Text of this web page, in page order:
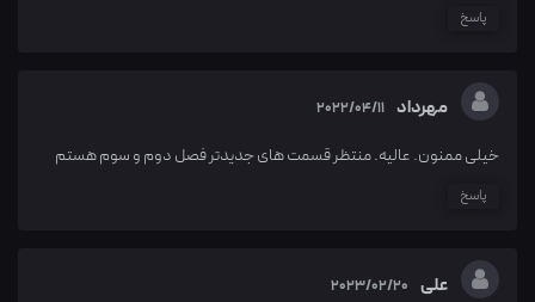
پاسخ
مهرداد 2022/04/11
خیلی ممنون. عالیه. منتظر قسمت های جدیدتر فصل دوم و سوم هستم
پاسخ
علی 2023/02/20